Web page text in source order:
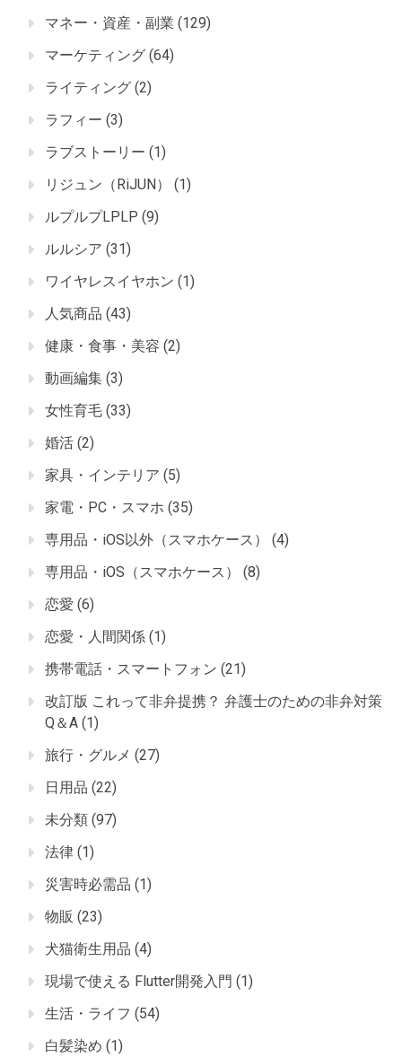
マネー・資産・副業 (129)
マーケティング (64)
ライティング (2)
ラフィー (3)
ラブストーリー (1)
リジュン（RiJUN）
(1)
ルプルプLPLP (9)
ルルシア (31)
ワイヤレスイヤホン (1)
人気商品 (43)
健康・食事・美容 (2)
動画編集 (3)
女性育毛 (33)
婚活 (2)
家具・インテリア (5)
家電・PC・スマホ (35)
専用品・iOS以外（スマホケース）
(4)
専用品・iOS（スマホケース）
(8)
恋愛 (6)
恋愛・人間関係 (1)
携帯電話・スマートフォン (21)
改訂版 これって非弁提携？ 弁護士のための非弁対策
Q＆A (1)
旅行・グルメ (27)
日用品 (22)
未分類 (97)
法律 (1)
災害時必需品 (1)
物販 (23)
犬猫衛生用品 (4)
現場で使える Flutter開発入門 (1)
生活・ライフ (54)
白髪染め (1)